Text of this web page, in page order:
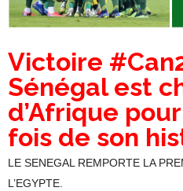
Victoire
Sénégal est
d’Afrique
fois de son
LE SENEGAL REMPORTE LA
L’EGYPTE.